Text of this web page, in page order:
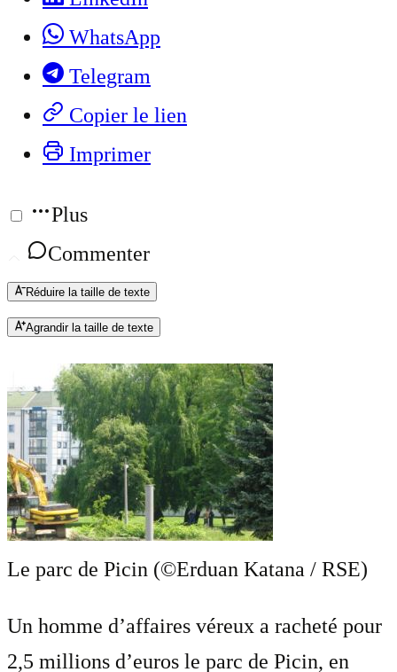
WhatsApp
Telegram
Copier le lien
Imprimer
Plus
Commenter
Réduire la taille de texte
Agrandir la taille de texte
Le parc de Picin (©Erduan Katana / RSE)
Un homme d’affaires véreux a racheté pour
2,5 millions d’euros le parc de Picin, en